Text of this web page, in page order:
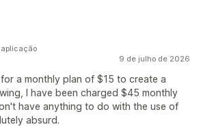
9 de julho de 2026
for a monthly plan of $15 to create a
I have been charged $45 monthly
have anything to do with the use of
absurd.